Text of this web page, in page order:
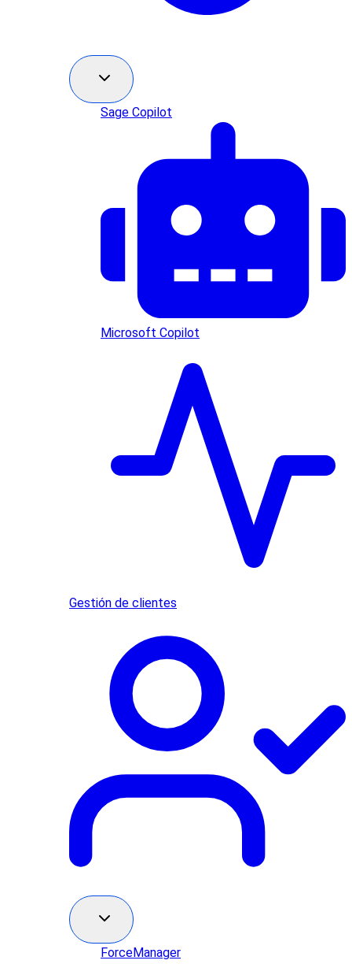
Sage Copilot
Microsoft Copilot
Gestión de clientes
ForceManager